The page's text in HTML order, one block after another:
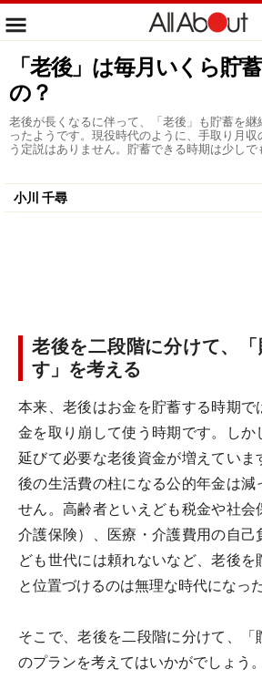
「老後」は毎月いくら貯
の？
老後が長くなるに伴って、「老後」も貯蓄を継
ったようです。現役時代のように、手取り月
う定説はありません。貯蓄できる時期は少しで
小川 千尋
老後を二段階に分けて、
す」を考える
本来、老後はお金を貯蓄する時期で
金を取り崩して使う時期です。しか
延びて必要な老後資金が増えていま
後の生活費の柱になる公的年金は減
せん。高齢者といえども税金や社会
介護保険）、医療・介護費用の自己
ども世代には頼れないなど、老後を
と位置づけるのは無理な時代になっ
そこで、老後を二段階に分けて、「
のプランを考えてはいかがでしょう。